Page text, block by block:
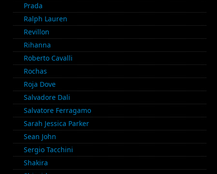
Prada
Ralph Lauren
Revillon
Rihanna
Roberto Cavalli
Rochas
Roja Dove
Salvadore Dali
Salvatore Ferragamo
Sarah Jessica Parker
Sean John
Sergio Tacchini
Shakira